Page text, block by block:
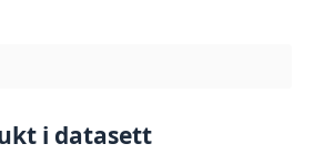
i datasett